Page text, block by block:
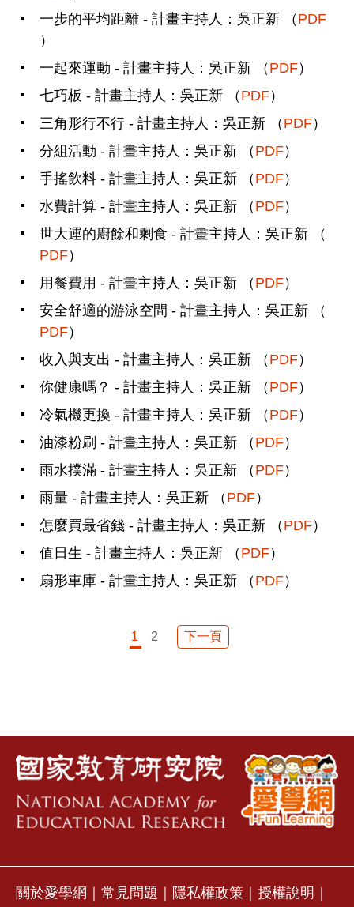
一步的平均距離 - 計畫主持人：吳正新 （ PDF
）
一起來運動 - 計畫主持人：吳正新 （ PDF）
七巧板 - 計畫主持人：吳正新 （ PDF）
三角形行不行 - 計畫主持人：吳正新 （ PDF）
分組活動 - 計畫主持人：吳正新 （ PDF）
手搖飲料 - 計畫主持人：吳正新 （ PDF）
水費計算 - 計畫主持人：吳正新 （ PDF）
世大運的廚餘和剩食 - 計畫主持人：吳正新 （
PDF）
用餐費用 - 計畫主持人：吳正新 （ PDF）
安全舒適的游泳空間 - 計畫主持人：吳正新 （
PDF）
收入與支出 - 計畫主持人：吳正新 （ PDF）
你健康嗎？ - 計畫主持人：吳正新 （ PDF）
冷氣機更換 - 計畫主持人：吳正新 （ PDF）
油漆粉刷 - 計畫主持人：吳正新 （ PDF）
雨水撲滿 - 計畫主持人：吳正新 （ PDF）
雨量 - 計畫主持人：吳正新 （ PDF）
怎麼買最省錢 - 計畫主持人：吳正新 （ PDF）
值日生 - 計畫主持人：吳正新 （ PDF）
扇形車庫 - 計畫主持人：吳正新 （ PDF）
1 2 下一頁
關於愛學網 常見問題 隱私權政策 授權說明